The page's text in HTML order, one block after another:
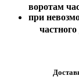
воротам
при